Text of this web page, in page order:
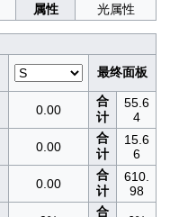
属性 光属性
最终面板
0.00
合
计
55.6
4
0.00
合
计
15.6
6
0.00
合
计
610.
98
合